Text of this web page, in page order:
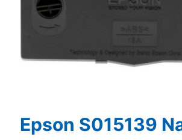
Epson S015139